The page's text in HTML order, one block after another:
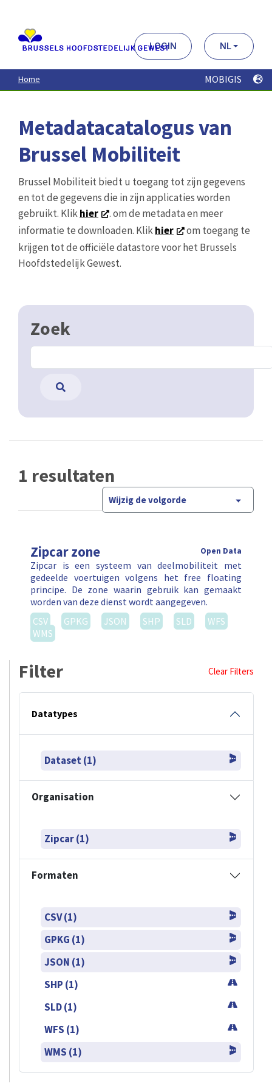
contenu
principal
LOGIN NL
Home MOBIGIS
Metadatacatalogus van
Brussel Mobiliteit
Brussel Mobiliteit biedt u toegang tot zijn gegevens
en tot de gegevens die in zijn applicaties worden
gebruikt. Klikhier
. om de metadata en meer
informatie te downloaden. Klikhier
om toegang te
krijgen tot de officiële datastore voor het Brussels
Hoofdstedelijk Gewest.
Zoek
1 resultaten
Wijzig de volgorde
Zipcar zone Open Data
Zipcar is een systeem van deelmobiliteit met
gedeelde voertuigen volgens het free floating
principe. De zone waarin gebruik kan gemaakt
worden van deze dienst wordt aangegeven.
CSV
GPKG JSON SHP SLD
WFS
WMS
Filter Clear Filters
Datatypes
Dataset (1)
Organisation
Zipcar (1)
Formaten
CSV (1)
GPKG (1)
JSON (1)
SHP (1)
SLD (1)
WFS (1)
WMS (1)